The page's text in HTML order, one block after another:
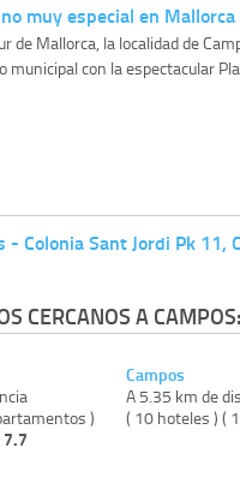
muy especial en Mallorca
de Mallorca, la localidad de
municipal con la espectacular
- Colonia Sant Jordi Pk 11,
CERCANOS A CAMPOS:
)
7.7
Campos
A 5.35 km de
( 10 hoteles ) (